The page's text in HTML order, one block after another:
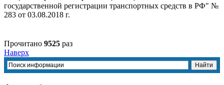
государственной регистрации транспортных средств в РФ" №
283 от 03.08.2018 г.
Прочитано 9525 раз
Наверх